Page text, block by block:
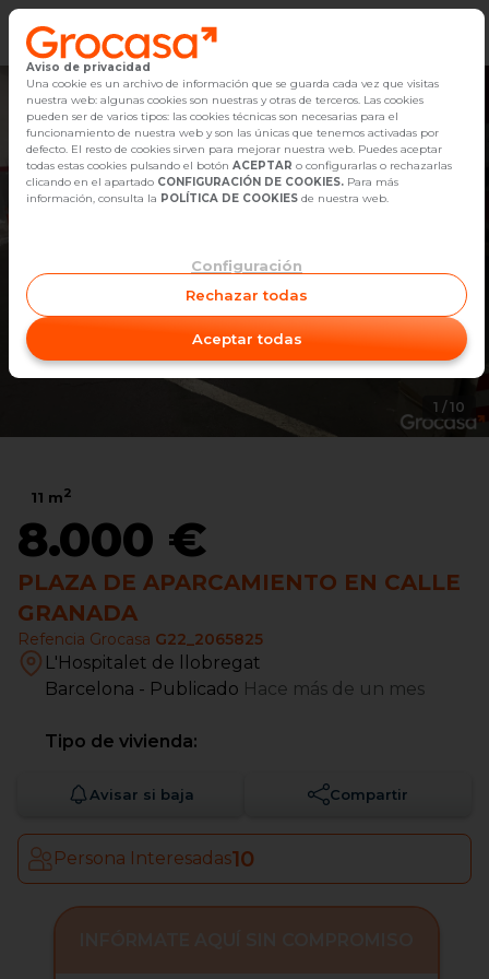
Vender
Buscar Inmuebles
Alquiler
Empleo
Oficinas
Contacto
1 / 10
11 m2
8.000 €
PLAZA DE APARCAMIENTO EN CALLE
GRANADA
Refencia Grocasa G22_2065825
L'Hospitalet de llobregat
Barcelona - Publicado Hace más de un mes
Tipo de vivienda:
Avisar si baja Compartir
Persona Interesadas10
Aviso de privacidad
Una cookie es un archivo de información que se guarda cada vez que visitas
nuestra web: algunas cookies son nuestras y otras de terceros. Las cookies
pueden ser de varios tipos: las cookies técnicas son necesarias para el
funcionamiento de nuestra web y son las únicas que tenemos activadas por
defecto. El resto de cookies sirven para mejorar nuestra web. Puedes aceptar
todas estas cookies pulsando el botón ACEPTAR o configurarlas o rechazarlas
clicando en el apartado CONFIGURACIÓN DE COOKIES. Para más
información, consulta la POLÍTICA DE COOKIES de nuestra web.
Configuración
Rechazar todas
Aceptar todas